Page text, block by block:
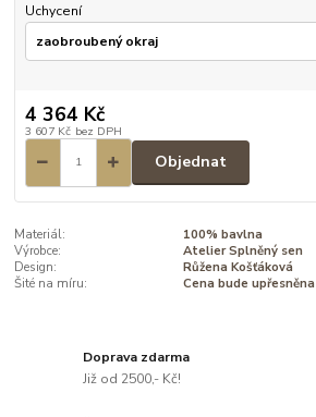
Uchycení
4 364 Kč
3 607 Kč bez DPH
Objednat
Materiál:
100% bavlna
Výrobce:
Atelier Splněný sen
Design:
Růžena Košťáková
Šité na míru:
Cena bude upřesněna
Doprava zdarma
Již od 2500,- Kč!